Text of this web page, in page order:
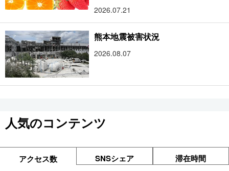
2026.07.21
熊本地震被害状況
2026.08.07
人気のコンテンツ
アクセス数 SNSシェア 滞在時間